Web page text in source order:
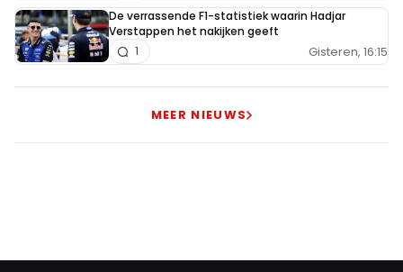
De verrassende F1-statistiek waarin Hadjar
Verstappen het nakijken geeft
Gisteren, 16:15
1
MEER NIEUWS